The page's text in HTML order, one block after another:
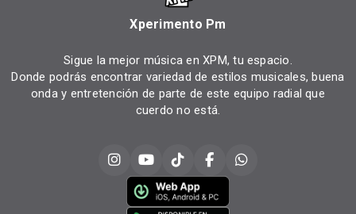
Xperimento Pm
Sigue la mejor música en XPM, tu espacio.
Donde podrás encontrar variedad de estilos musicales, buena
onda y entretención de parte de este equipo radial que
cuerdo no está.